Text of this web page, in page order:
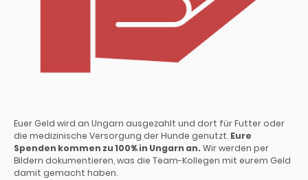
Euer Geld wird an Ungarn ausgezahlt und dort für Futter oder
die medizinische Versorgung der Hunde genutzt. Eure
Spenden kommen zu 100% in Ungarn an. Wir werden per
Bildern dokumentieren, was die Team-Kollegen mit eurem Geld
damit gemacht haben.